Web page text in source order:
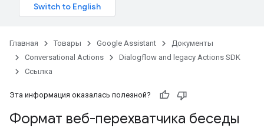
Главная Товары Google Assistant
Документы
Conversational Actions
Dialogflow and legacy Actions SDK
Ссылка
Эта информация оказалась полезной?
Формат веб-перехватчика беседы